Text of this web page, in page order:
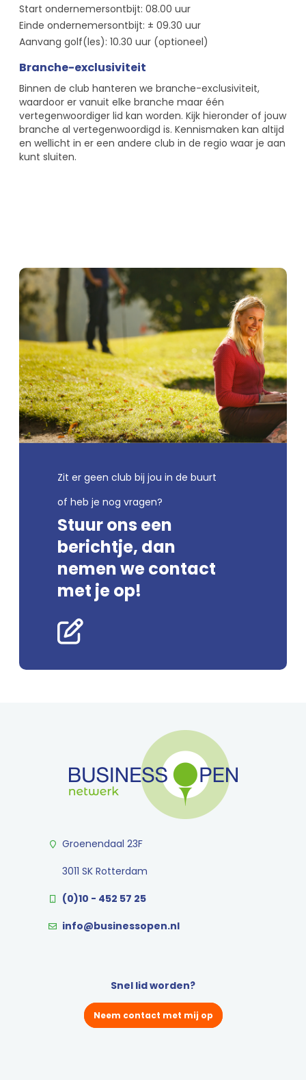
Start ondernemersontbijt: 08.00 uur
Einde ondernemersontbijt: ± 09.30 uur
Aanvang golf(les): 10.30 uur (optioneel)
Branche-exclusiviteit
Binnen de club hanteren we branche-exclusiviteit,
waardoor er vanuit elke branche maar één
vertegenwoordiger lid kan worden. Kijk hieronder of jouw
branche al vertegenwoordigd is. Kennismaken kan altijd
en wellicht in er een andere club in de regio waar je aan
kunt sluiten.
Zit er geen club bij jou in de buurt
of heb je nog vragen?
Stuur ons een
berichtje, dan
nemen we contact
met je op!
Groenendaal 23F
3011 SK Rotterdam
(0)10 - 452 57 25
info@businessopen.nl
Snel lid worden?
Neem contact met mij op